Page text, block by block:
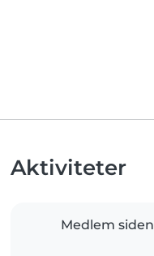
Aktiviteter
Medlem siden